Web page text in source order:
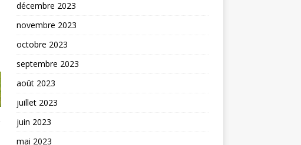
décembre 2023
novembre 2023
octobre 2023
septembre 2023
août 2023
juillet 2023
juin 2023
mai 2023